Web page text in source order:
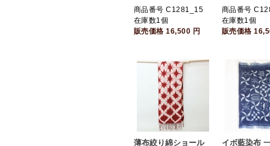
商品番号 C1281_15
在庫数1個
販売価格16,500 円
商品番号
在庫数1個
販売価格
薄布絞り綿ショール
イボ藍染布